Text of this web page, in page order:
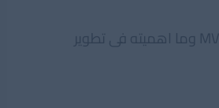
ماهو مفهوم MVC وما اهميته فى تطوير